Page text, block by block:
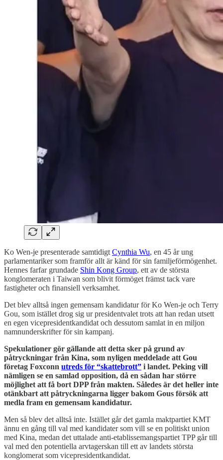
Ko Wen-je presenterade samtidigt Cynthia Wu, en 45 år ung
parlamentariker som framför allt är känd för sin familjeförmögenhet.
Hennes farfar grundade Shin Kong Group, ett av de största
konglomeraten i Taiwan som blivit förmöget främst tack vare
fastigheter och finansiell verksamhet.
Det blev alltså ingen gemensam kandidatur för Ko Wen-je och Terry
Gou, som istället drog sig ur presidentvalet trots att han redan utsett
en egen vicepresidentkandidat och dessutom samlat in en miljon
namnunderskrifter för sin kampanj.
Spekulationer gör gällande att detta sker på grund av
påtryckningar från Kina, som nyligen meddelade att Gou
företag Foxconn utreds för “skattebrott” i landet. Peking vill
nämligen se en samlad opposition, då en sådan har större
möjlighet att få bort DPP från makten. Således är det heller inte
otänkbart att påtryckningarna ligger bakom Gous försök att
medla fram en gemensam kandidatur.
Men så blev det alltså inte. Istället går det gamla maktpartiet KMT
ännu en gång till val med kandidater som vill se en politiskt union
med Kina, medan det uttalade anti-etablissemangspartiet TPP går till
val med den potentiella arvtagerskan till ett av landets största
konglomerat som vicepresidentkandidat.